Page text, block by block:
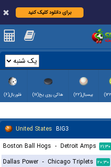
برای دانلود کلیک کنید
بیسبال(۲۲) هاکی روی یخ(۱۷) فلوربال(۶)
United States BIG3
Boston Ball Hogs - Detroit Amps ۲۱:۳۰
Dallas Power - Chicago Triplets ۲۰:۳۰